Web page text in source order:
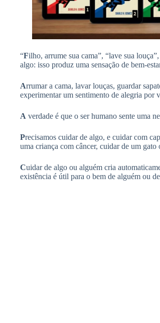
“Filho, arrume sua cama”, “lave sua
algo: isso produz uma sensação de bem-
Arrumar a cama, lavar louças, guardar
experimentar um sentimento de alegria por
A verdade é que o ser humano sente uma
Precisamos cuidar de algo, e cuidar com
uma criança com câncer, cuidar de um
Cuidar de algo ou alguém cria
existência é útil para o bem de alguém ou